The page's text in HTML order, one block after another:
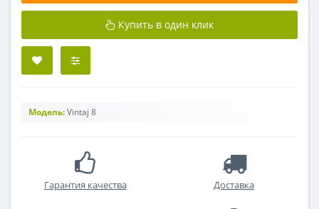
Купить в один клик
Модель:Vintaj 8
Гарантия качества Доставка